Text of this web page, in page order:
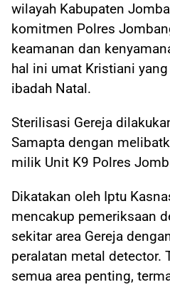
wilayah Kabupaten
komitmen Polres
keamanan dan
hal ini umat Kristiani
ibadah Natal.
Sterilisasi Gereja
Samapta dengan
milik Unit K9 Polres
Dikatakan oleh Iptu
mencakup pemeriksaan
sekitar area Gereja
peralatan metal detector.
semua area penting,